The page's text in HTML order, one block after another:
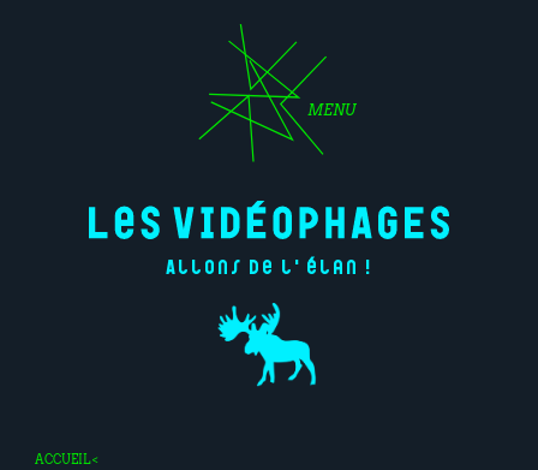
MENU
Allons de l'élan !
ACCUEIL<